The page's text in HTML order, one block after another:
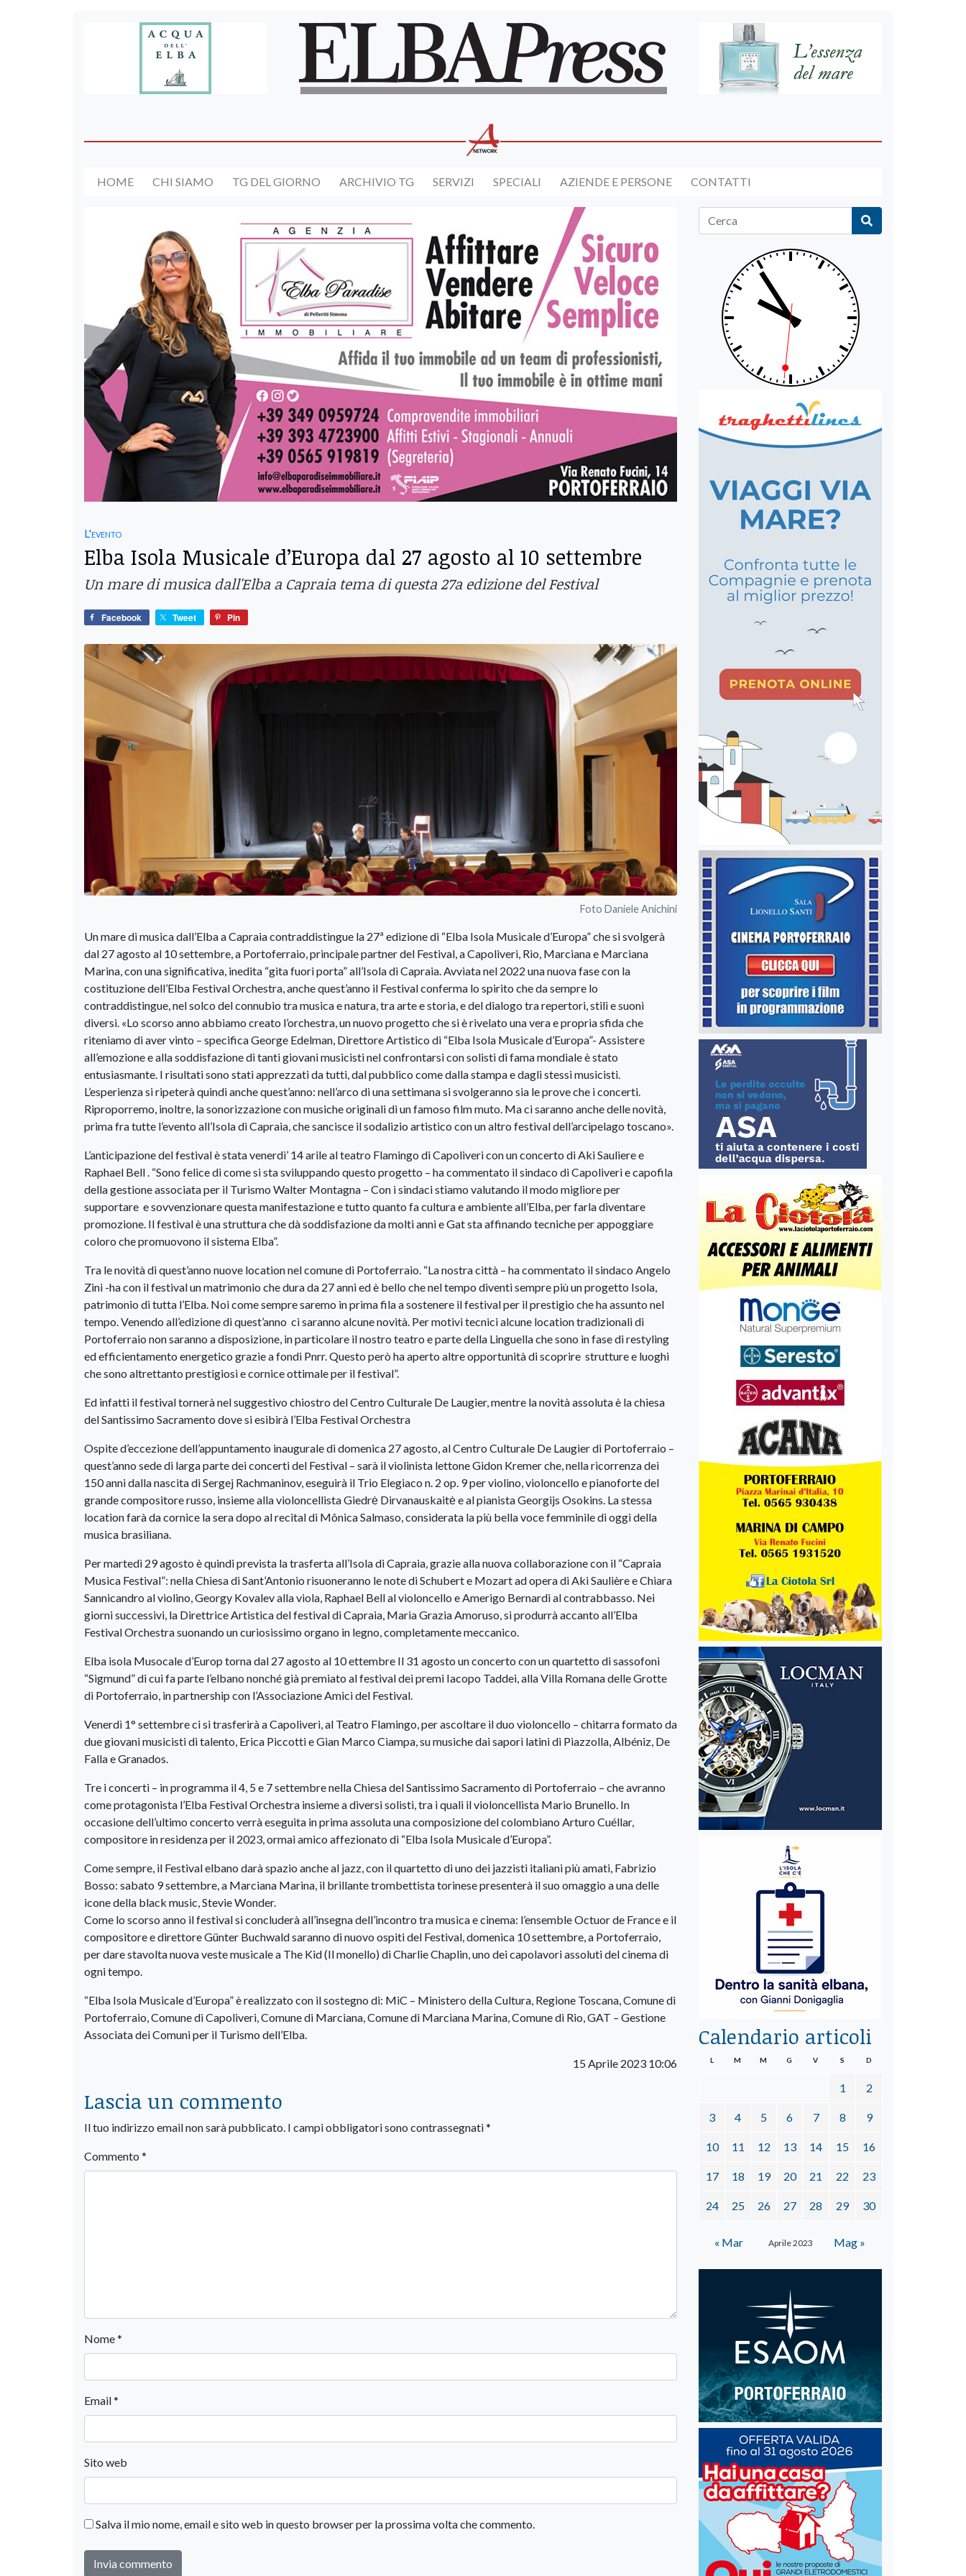
HOME CHI SIAMO TG DEL GIORNO ARCHIVIO TG SERVIZI SPECIALI AZIENDE E PERSONE CONTATTI
L'evento
Elba Isola Musicale d’Europa dal 27 agosto al 10 settembre
Un mare di musica dall'Elba a Capraia tema di questa 27a edizione del Festival
Facebook Tweet Pin
Foto Daniele Anichini
Un mare di musica dall’Elba a Capraia contraddistingue la 27ª edizione di “Elba Isola Musicale d’Europa” che si svolgerà
dal 27 agosto al 10 settembre, a Portoferraio, principale partner del Festival, a Capoliveri, Rio, Marciana e Marciana
Marina, con una significativa, inedita “gita fuori porta” all’Isola di Capraia. Avviata nel 2022 una nuova fase con la
costituzione dell’Elba Festival Orchestra, anche quest’anno il Festival conferma lo spirito che da sempre lo
contraddistingue, nel solco del connubio tra musica e natura, tra arte e storia, e del dialogo tra repertori, stili e suoni
diversi. «Lo scorso anno abbiamo creato l’orchestra, un nuovo progetto che si è rivelato una vera e propria sfida che
riteniamo di aver vinto – specifica George Edelman, Direttore Artistico di “Elba Isola Musicale d’Europa”- Assistere
all’emozione e alla soddisfazione di tanti giovani musicisti nel confrontarsi con solisti di fama mondiale è stato
entusiasmante. I risultati sono stati apprezzati da tutti, dal pubblico come dalla stampa e dagli stessi musicisti.
L’esperienza si ripeterà quindi anche quest’anno: nell’arco di una settimana si svolgeranno sia le prove che i concerti.
Riproporremo, inoltre, la sonorizzazione con musiche originali di un famoso film muto. Ma ci saranno anche delle novità,
prima fra tutte l’evento all’Isola di Capraia, che sancisce il sodalizio artistico con un altro festival dell’arcipelago toscano».
L’anticipazione del festival è stata venerdì’ 14 arile al teatro Flamingo di Capoliveri con un concerto di Aki Sauliere e
Raphael Bell . “Sono felice di come si sta sviluppando questo progetto – ha commentato il sindaco di Capoliveri e capofila
della gestione associata per il Turismo Walter Montagna – Con i sindaci stiamo valutando il modo migliore per
supportare e sovvenzionare questa manifestazione e tutto quanto fa cultura e ambiente all’Elba, per farla diventare
promozione. Il festival è una struttura che dà soddisfazione da molti anni e Gat sta affinando tecniche per appoggiare
coloro che promuovono il sistema Elba”.
Tra le novità di quest’anno nuove location nel comune di Portoferraio. “La nostra città – ha commentato il sindaco Angelo
Zini -ha con il festival un matrimonio che dura da 27 anni ed è bello che nel tempo diventi sempre più un progetto Isola,
patrimonio di tutta l’Elba. Noi come sempre saremo in prima fila a sostenere il festival per il prestigio che ha assunto nel
tempo. Venendo all’edizione di quest’anno ci saranno alcune novità. Per motivi tecnici alcune location tradizionali di
Portoferraio non saranno a disposizione, in particolare il nostro teatro e parte della Linguella che sono in fase di restyling
ed efficientamento energetico grazie a fondi Pnrr. Questo però ha aperto altre opportunità di scoprire strutture e luoghi
che sono altrettanto prestigiosi e cornice ottimale per il festival”.
Ed infatti il festival tornerà nel suggestivo chiostro del Centro Culturale De Laugier, mentre la novità assoluta è la chiesa
del Santissimo Sacramento dove si esibirà l’Elba Festival Orchestra
Ospite d’eccezione dell’appuntamento inaugurale di domenica 27 agosto, al Centro Culturale De Laugier di Portoferraio –
quest’anno sede di larga parte dei concerti del Festival – sarà il violinista lettone Gidon Kremer che, nella ricorrenza dei
150 anni dalla nascita di Sergej Rachmaninov, eseguirà il Trio Elegiaco n. 2 op. 9 per violino, violoncello e pianoforte del
grande compositore russo, insieme alla violoncellista Giedrė Dirvanauskaitė e al pianista Georgijs Osokins. La stessa
location farà da cornice la sera dopo al recital di Mônica Salmaso, considerata la più bella voce femminile di oggi della
musica brasiliana.
Per martedì 29 agosto è quindi prevista la trasferta all’Isola di Capraia, grazie alla nuova collaborazione con il “Capraia
Musica Festival”: nella Chiesa di Sant’Antonio risuoneranno le note di Schubert e Mozart ad opera di Aki Saulière e Chiara
Sannicandro al violino, Georgy Kovalev alla viola, Raphael Bell al violoncello e Amerigo Bernardi al contrabbasso. Nei
giorni successivi, la Direttrice Artistica del festival di Capraia, Maria Grazia Amoruso, si produrrà accanto all’Elba
Festival Orchestra suonando un curiosissimo organo in legno, completamente meccanico.
Elba isola Musocale d’Europ torna dal 27 agosto al 10 ettembre Il 31 agosto un concerto con un quartetto di sassofoni
“Sigmund” di cui fa parte l’elbano nonché già premiato al festival dei premi Iacopo Taddei, alla Villa Romana delle Grotte
di Portoferraio, in partnership con l’Associazione Amici del Festival.
Venerdì 1° settembre ci si trasferirà a Capoliveri, al Teatro Flamingo, per ascoltare il duo violoncello – chitarra formato da
due giovani musicisti di talento, Erica Piccotti e Gian Marco Ciampa, su musiche dai sapori latini di Piazzolla, Albéniz, De
Falla e Granados.
Tre i concerti – in programma il 4, 5 e 7 settembre nella Chiesa del Santissimo Sacramento di Portoferraio – che avranno
come protagonista l’Elba Festival Orchestra insieme a diversi solisti, tra i quali il violoncellista Mario Brunello. In
occasione dell’ultimo concerto verrà eseguita in prima assoluta una composizione del colombiano Arturo Cuéllar,
compositore in residenza per il 2023, ormai amico affezionato di “Elba Isola Musicale d’Europa”.
Come sempre, il Festival elbano darà spazio anche al jazz, con il quartetto di uno dei jazzisti italiani più amati, Fabrizio
Bosso: sabato 9 settembre, a Marciana Marina, il brillante trombettista torinese presenterà il suo omaggio a una delle
icone della black music, Stevie Wonder.
Come lo scorso anno il festival si concluderà all’insegna dell’incontro tra musica e cinema: l’ensemble Octuor de France e il
compositore e direttore Günter Buchwald saranno di nuovo ospiti del Festival, domenica 10 settembre, a Portoferraio,
per dare stavolta nuova veste musicale a The Kid (Il monello) di Charlie Chaplin, uno dei capolavori assoluti del cinema di
ogni tempo.
“Elba Isola Musicale d’Europa” è realizzato con il sostegno di: MiC – Ministero della Cultura, Regione Toscana, Comune di
Portoferraio, Comune di Capoliveri, Comune di Marciana, Comune di Marciana Marina, Comune di Rio, GAT – Gestione
Associata dei Comuni per il Turismo dell’Elba.
15 Aprile 2023 10:06
Lascia un commento
Il tuo indirizzo email non sarà pubblicato. I campi obbligatori sono contrassegnati*
Commento *
Nome*
Email*
Sito web
Salva il mio nome, email e sito web in questo browser per la prossima volta che commento.
Calendario articoli
Aprile 2023
L M M G V S D
1 2
3 4 5 6 7 8 9
10 11 12 13 14 15 16
17 18 19 20 21 22 23
24 25 26 27 28 29 30
« Mar Mag »